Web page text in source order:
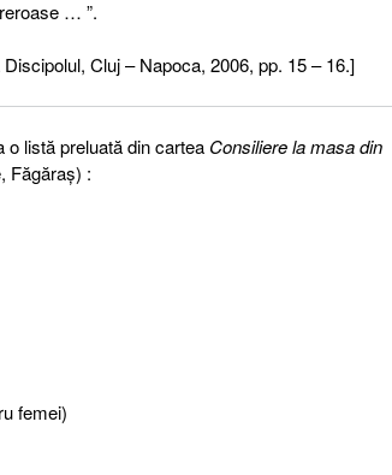
… ”.
Cluj – Napoca, 2006, pp. 15 – 16.]
listă preluată din cartea Consiliere la masa din
Făgăraş) :
femei)